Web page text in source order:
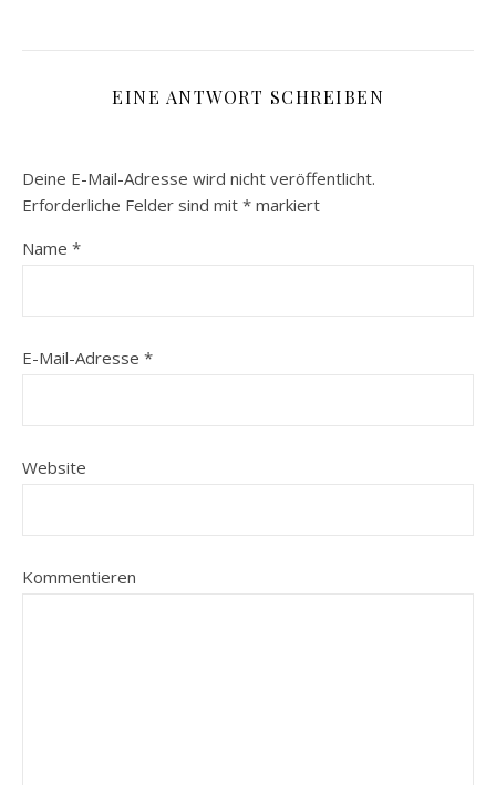
EINE ANTWORT SCHREIBEN
Deine E-Mail-Adresse wird nicht veröffentlicht.
Erforderliche Felder sind mit * markiert
Name *
E-Mail-Adresse *
Website
Kommentieren